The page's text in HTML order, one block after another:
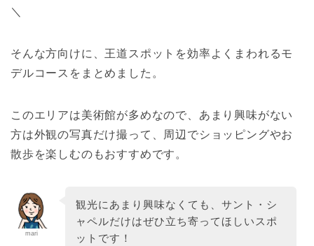
＼
そんな方向けに、王道スポットを効率よくまわれるモ
デルコースをまとめました。
このエリアは美術館が多めなので、あまり興味がない
方は外観の写真だけ撮って、周辺でショッピングやお
散歩を楽しむのもおすすめです。
mari
観光にあまり興味なくても、サント・シ
ャペルだけはぜひ立ち寄ってほしいスポ
ットです！